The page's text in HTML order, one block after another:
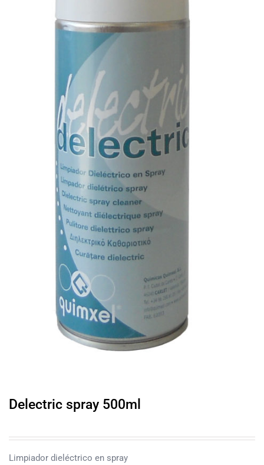
Delectric spray 500ml
Limpiador dieléctrico en spray